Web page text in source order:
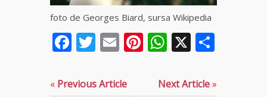
Vrăjitoarea
Sofia,
recunoscută
pretutindeni
în lume
prestigioase
foto de Georges Biard, sursa Wikipedia
Facebook
Twitter
EmailPinterest
WhatsApp
X
« Previous Article Next Article»